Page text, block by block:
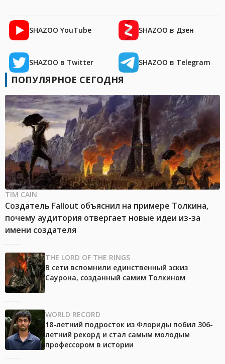
SHAZOO YouTube SHAZOO в Дзен
SHAZOO в Twitter SHAZOO в Telegram
ПОПУЛЯРНОЕ СЕГОДНЯ
TIM CAIN
Создатель Fallout объяснил на примере Толкина,
почему аудитория отвергает новые идеи из-за
имени создателя
THE LORD OF THE RINGS
В сети вспомнили единственный эскиз
Саурона, созданный самим Толкином
WORLD RECORD
18-летний подросток из Флориды побил 306-
летний рекорд и стал самым молодым
профессором в истории